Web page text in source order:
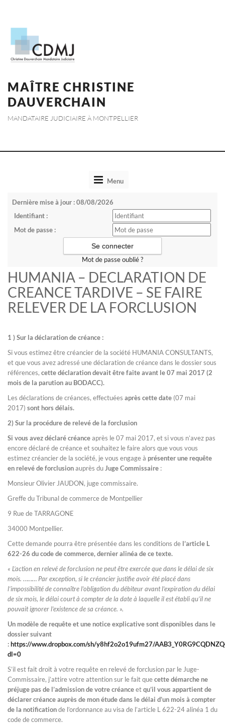
MAÎTRE CHRISTINE
DAUVERCHAIN
MANDATAIRE JUDICIAIRE À MONTPELLIER
ToggleMenu
Dernière mise à jour : 08/08/2026
Identifiant :
Mot de passe :
Mot de passe oublié ?
HUMANIA – DECLARATION DE
CREANCE TARDIVE – SE FAIRE
RELEVER DE LA FORCLUSION
1 ) Sur la déclaration de créance :
Si vous estimez être créancier de la société HUMANIA CONSULTANTS,
et que vous avez adressé une déclaration de créance dans le dossier sous
références, cette déclaration devait être faite avant le 07 mai 2017 (2
mois de la parution au BODACC).
Les déclarations de créances, effectuées après cette date (07 mai
2017) sont hors délais.
2) Sur la procédure de relevé de la forclusion
Si vous avez déclaré créanceaprès le 07 mai 2017, et si vous n’avez pas
encore déclaré de créance et souhaitez le faire alors que vous vous
estimez créancier de la société, je vous engage à présenter une requête
en relevé de forclusionauprès du Juge Commissaire :
Monsieur Olivier JAUDON, juge commissaire.
Greffe du Tribunal de commerce de Montpellier
9 Rue de TARRAGONE
34000 Montpellier.
Cette demande pourra être présentée dans les conditions de l’article L
622-26 du code de commerce, dernier alinéa de ce texte.
« L’action en relevé de forclusion ne peut être exercée que dans le délai de six
mois. ……… Par exception, si le créancier justifie avoir été placé dans
l’impossibilité de connaître l’obligation du débiteur avant l’expiration du délai
de six mois, le délai court à compter de la date à laquelle il est établi qu’il ne
pouvait ignorer l’existence de sa créance. ».
Un modèle de requête et une notice explicative sont disponibles dans le
dossier suivant
:https://www.dropbox.com/sh/y8hf2o2o19ufm27/
dl=0
S’il est fait droit à votre requête en relevé de forclusion par le Juge-
Commissaire, j’attire votre attention sur le fait quecette démarche ne
préjuge pas de l’admission de votre créanceetqu’il vous appartient de
déclarer créance auprès de mon étude dans le délai d’un mois à compter
de la notificationde l’ordonnance au visa de l’article L 622-24 alinéa 1 du
code de commerce.